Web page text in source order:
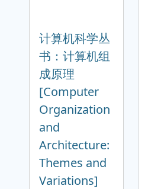
计算机科学丛
书：计算机组
成原理
[Computer
Organization
and
Architecture:
Themes and
Variations]